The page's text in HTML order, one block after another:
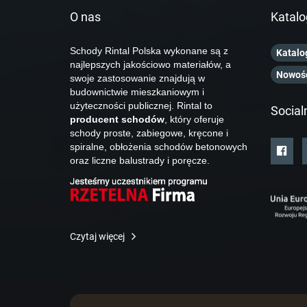
O nas
Schody Rintal Polska wykonane są z
najlepszych jakościowo materiałów, a
swoje zastosowanie znajdują w
budownictwie mieszkaniowym i
użyteczności publicznej. Rintal to
producent schodów , który oferuje
schody proste, zabiegowe, kręcone i
spiralne, obłożenia schodów betonowych
oraz liczne balustrady i poręcze.
Czytaj więcej